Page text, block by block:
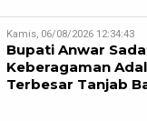
Kamis, 06/08/2026 12:34:43
Bupati Anwar
Keberagaman
Terbesar Tanjab